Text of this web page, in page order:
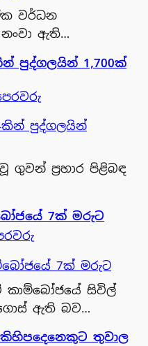
වර්ධන
ඇති…
පුද්ගලයින් 1,700ක්
ගුවන් ප්‍රහාර පිළිබඳ
7ක් මරුට
කාම්බෝජයේ සිවිල්
ඇති බව…
තුවාල